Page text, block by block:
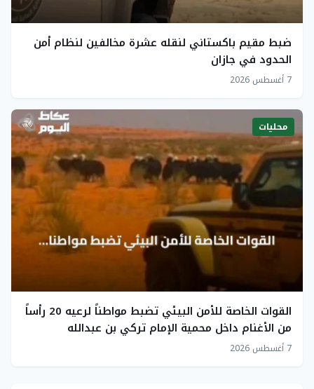
ضبط مقيم باكستاني لنقله عشرة مخالفين لنظام أمن
الحدود في جازان
7 أغسطس 2026
محليات
القوات الخاصة للأمن البيئي تضبط مواطناً لرعيه 20 رأساً
من الأغنام داخل محمية الإمام تركي بن عبدالله
7 أغسطس 2026